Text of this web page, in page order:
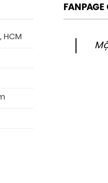
HCM